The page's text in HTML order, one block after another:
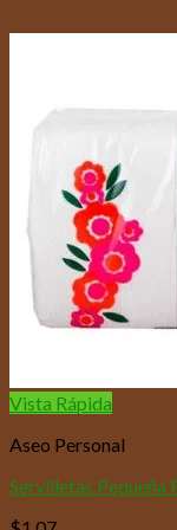
Vista Rápida
Aseo Personal
Servilletas Pequeña